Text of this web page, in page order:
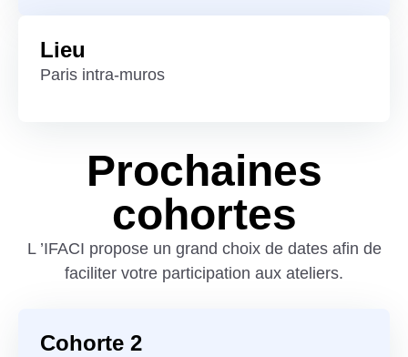
Lieu
Paris intra-muros
Prochaines
cohortes
L ’IFACI propose un grand choix de dates afin de
faciliter votre participation aux ateliers.
Cohorte 2